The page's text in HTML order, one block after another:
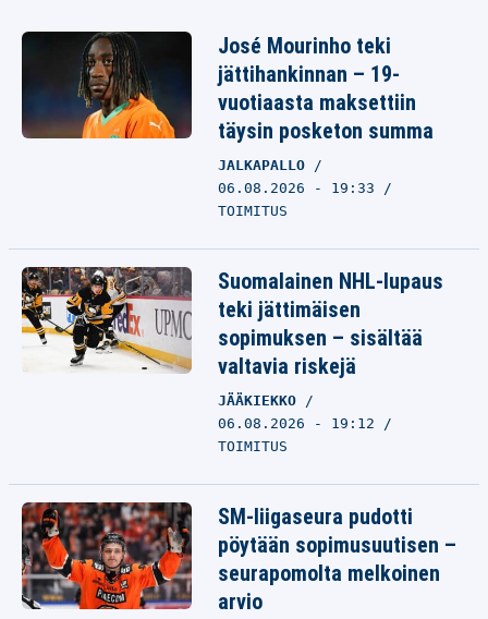
José Mourinho teki
jättihankinnan – 19-
vuotiaasta maksettiin
täysin posketon summa
JALKAPALLO
06.08.2026 - 19:33
TOIMITUS
Suomalainen NHL-lupaus
teki jättimäisen
sopimuksen – sisältää
valtavia riskejä
JÄÄKIEKKO
06.08.2026 - 19:12
TOIMITUS
SM-liigaseura pudotti
pöytään sopimusuutisen –
seurapomolta melkoinen
arvio